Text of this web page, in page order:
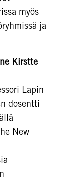
myös
ja
Kirstte
Lapin
dosentti
New